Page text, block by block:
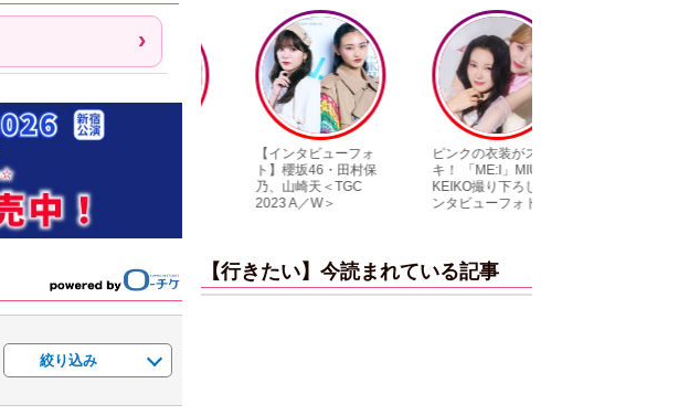
絞り込み
ットまとめ
【インタビューフォ
ト】櫻坂46・田村保
乃、山崎天＜TGC
2023 A／W＞
ピンクの衣装がステ
キ！ 「ME:I」MIU＆
KEIKO撮り下ろしイ
ンタビューフォト
【行きたい】今読まれている記事